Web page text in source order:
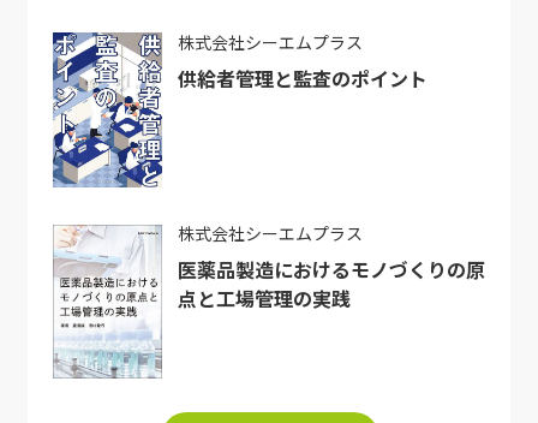
株式会社シーエムプラス
供給者管理と監査のポイント
株式会社シーエムプラス
医薬品製造におけるモノづくりの原
点と工場管理の実践